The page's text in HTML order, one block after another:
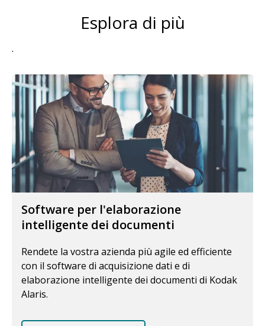
Esplora di più
.
Software per l'elaborazione
intelligente dei documenti
Rendete la vostra azienda più agile ed efficiente
con il software di acquisizione dati e di
elaborazione intelligente dei documenti di Kodak
Alaris.